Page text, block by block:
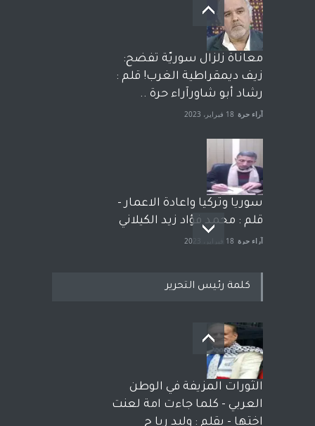
معاناة زلزال سوريّة تفضح:
زيف ديمقراطية الغرب! قلم :
رشاد أبو شاورآراء حرة ..
آراء حرة 18 فبراير، 2023
سوريا وتركيا واعادة الاعمار -
قلم : محمد فؤاد زيد الكيلاني
آراء حرة 18 فبراير، 2023
بعد معارك قضائية طاحنة كتب
وترافع فيها بنفسه مرة اخرى..
الشيخ طارق يوسف يقهر
الحكومة الأمريكية ، فأعطوه
الجنسية عن يد وهم صاغرون،
آراء حرة مختارات 7 أبريل، 2023
كلمة رئيس التحرير
الثورات المزيفة في الوطن
العربي - كلما جاءت امة لعنت
اختها - بقلم : وليد ربا ح